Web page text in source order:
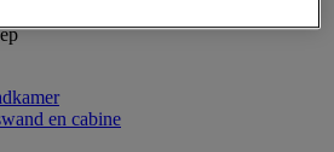
en badkamer
en cabine